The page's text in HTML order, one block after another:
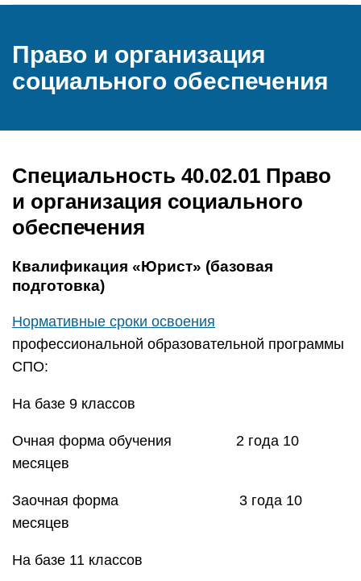
Право и организация
социального обеспечения
Специальность 40.02.01 Право
и организация социального
обеспечения
Квалификация «Юрист» (базовая
подготовка)
Нормативные сроки освоения
профессиональной образовательной программы
СПО:
На базе 9 классов
Очная форма обучения 2 года 10
месяцев
Заочная форма 3 года 10
месяцев
На базе 11 классов